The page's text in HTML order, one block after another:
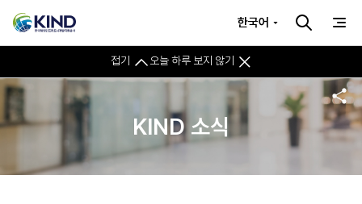
접기 오늘 하루 보지 않기
한국어
KIND 소식